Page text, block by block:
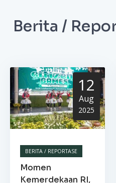
Berita /
12
Aug
2025
BERITA / REPORTASE
Momen
Kemerdekaan RI,